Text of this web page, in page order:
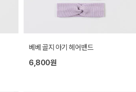
베베 골지 아기 헤어밴드
6,800원